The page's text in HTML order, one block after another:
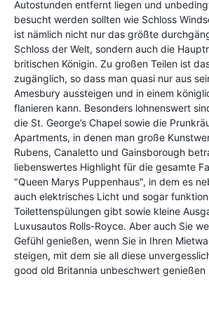
Autostunden entfernt liegen und
besucht werden sollten wie Schloss
ist nämlich nicht nur das größte
Schloss der Welt, sondern auch die
britischen Königin. Zu großen Teilen ist
zugänglich, so dass man quasi nur aus
Amesbury aussteigen und in einem
flanieren kann. Besonders lohnenswert
die St. George’s Chapel sowie die
Apartments, in denen man große
Rubens, Canaletto und Gainsborough
liebenswertes Highlight für die gesamte
"Queen Marys Puppenhaus", in dem es
auch elektrisches Licht und sogar
Toilettenspülungen gibt sowie kleine
Luxusautos Rolls-Royce. Aber auch Sie
Gefühl genießen, wenn Sie in Ihren
steigen, mit dem sie all diese
good old Britannia unbeschwert genießen